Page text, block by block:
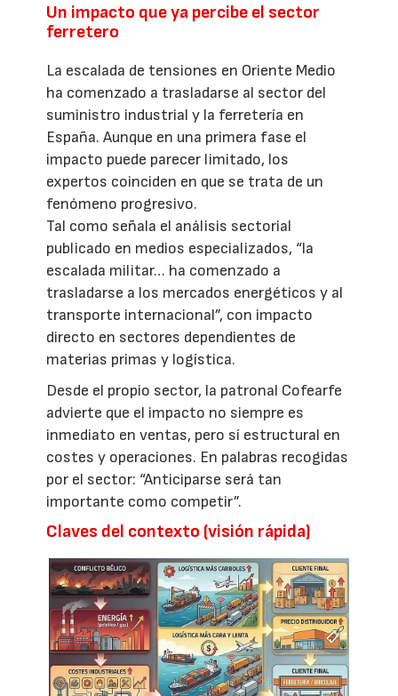
Un impacto que ya percibe el sector
ferretero
La escalada de tensiones en Oriente Medio
ha comenzado a trasladarse al sector del
suministro industrial y la ferretería en
España. Aunque en una primera fase el
impacto puede parecer limitado, los
expertos coinciden en que se trata de un
fenómeno progresivo.
Tal como señala el análisis sectorial
publicado en medios especializados, “la
escalada militar… ha comenzado a
trasladarse a los mercados energéticos y al
transporte internacional”, con impacto
directo en sectores dependientes de
materias primas y logística.
Desde el propio sector, la patronal Cofearfe
advierte que el impacto no siempre es
inmediato en ventas, pero sí estructural en
costes y operaciones. En palabras recogidas
por el sector: “Anticiparse será tan
importante como competir”.
Claves del contexto (visión rápida)